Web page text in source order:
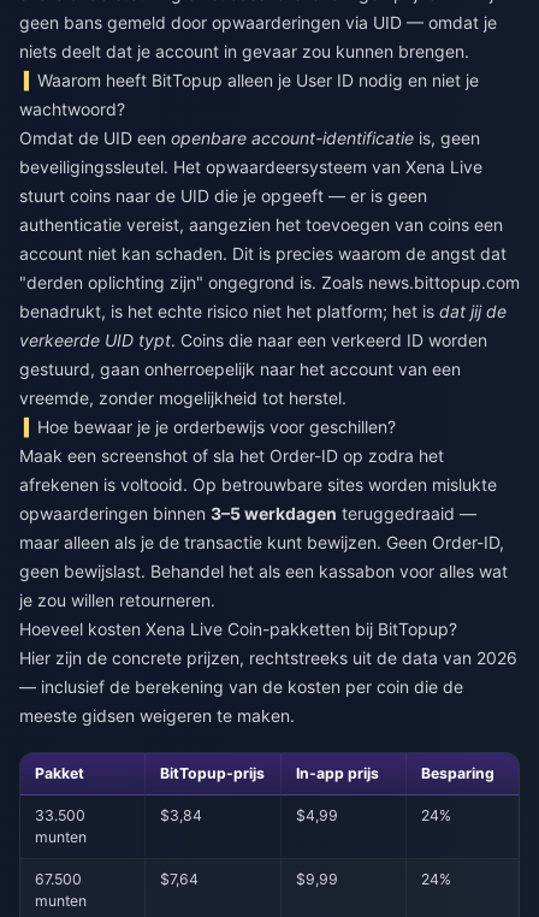
geen bans gemeld door opwaarderingen via UID — omdat je
niets deelt dat je account in gevaar zou kunnen brengen.
Waarom heeft BitTopup alleen je User ID nodig en niet je
wachtwoord?
Omdat de UID een openbare account-identificatie is, geen
beveiligingssleutel. Het opwaardeersysteem van Xena Live
stuurt coins naar de UID die je opgeeft — er is geen
authenticatie vereist, aangezien het toevoegen van coins een
account niet kan schaden. Dit is precies waarom de angst dat
"derden oplichting zijn" ongegrond is. Zoals news.bittopup.com
benadrukt, is het echte risico niet het platform; het is dat jij de
verkeerde UID typt. Coins die naar een verkeerd ID worden
gestuurd, gaan onherroepelijk naar het account van een
vreemde, zonder mogelijkheid tot herstel.
Hoe bewaar je je orderbewijs voor geschillen?
Maak een screenshot of sla het Order-ID op zodra het
afrekenen is voltooid. Op betrouwbare sites worden mislukte
opwaarderingen binnen 3–5 werkdagen teruggedraaid —
maar alleen als je de transactie kunt bewijzen. Geen Order-ID,
geen bewijslast. Behandel het als een kassabon voor alles wat
je zou willen retourneren.
Hoeveel kosten Xena Live Coin-pakketten bij BitTopup?
Hier zijn de concrete prijzen, rechtstreeks uit de data van 2026
— inclusief de berekening van de kosten per coin die de
meeste gidsen weigeren te maken.
Pakket BitTopup-prijs In-app prijs Besparing
33.500
munten
$3,84 $4,99 24%
67.500
munten
$7,64 $9,99 24%